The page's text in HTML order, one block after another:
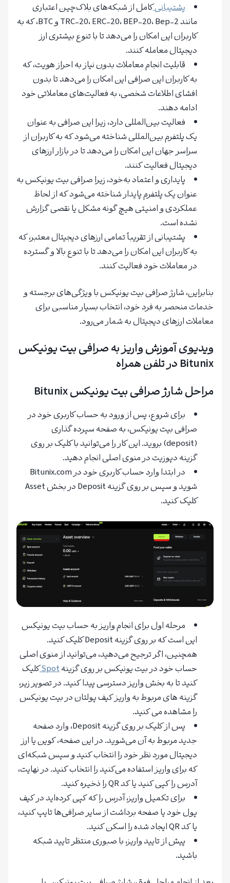
پشتیبانیکامل از شبکه‌های بلاک‌چین اعتباری
مانند TRC-20، ERC-20، BEP-20، Bep-2 و BTC، که به
کاربران این امکان را می‌دهد تا با تنوع بیشتری ارز
دیجیتال معامله کنند.
قابلیت انجام معاملات بدون نیاز به احراز هویت، که
به کاربران این صرافی این امکان را می‌دهد تا بدون
افشای اطلاعات شخصی، به فعالیت‌های معاملاتی خود
ادامه دهند.
فعالیت بین‌المللی دارد، زیرا این صرافی به عنوان
یک پلتفرم بین‌المللی شناخته می‌شود که به کاربران از
سراسر جهان این امکان را می‌دهد تا در بازار ارزهای
دیجیتال فعالیت کنند.
پایداری و اعتماد به‌خود، زیرا صرافی بیت یونیکس به
عنوان یک پلتفرم پایدار شناخته می‌شود که از لحاظ
عملکردی و امنیتی هیچ گونه مشکل یا نقصی گزارش
نشده است.
پشتیبانی از تقریباً تمامی ارزهای دیجیتال معتبر، که
به کاربران این امکان را می‌دهد تا با تنوع بالا و گسترده
در معاملات خود فعالیت کنند.
بنابراین، شارژ صرافی بیت یونیکس با ویژگی‌های برجسته و
خدمات منحصر به فرد خود، انتخاب بسیار مناسبی برای
معاملات ارزهای دیجیتال به شمار می‌رود.
ویدیوی آموزش واریز به صرافی بیت یونیکس
Bitunix در تلفن همراه
مراحل شارژ صرافی بیت یونیکس Bitunix
برای شروع، پس از ورود به حساب کاربری خود در
صرافی بیت یونیکس، به صفحه سپرده گذاری
(deposit) بروید. این کار را می‌توانید با کلیک بر روی
گزینه دپوزیت در منوی اصلی انجام دهید.
در ابتدا وارد حساب کاربری خود در Bitunix.com
شوید و سپس بر روی گزینه Deposit در بخش Asset
کلیک کنید.
مرحله اول برای انجام واریز به حساب بیت یونیکس
این است که بر روی گزینه Deposit کلیک کنید.
همچنین، اگر ترجیح می‌دهید، می‌توانید از منوی اصلی
حساب خود در بیت یونیکس بر روی گزینهSpotکلیک
کنید تا به بخش واریز دسترسی پیدا کنید. در تصویر زیر،
گزینه های مربوط به واریز کیف پولتان در بیت یونیکس
را مشاهده می کنید.
پس از کلیک بر روی گزینه Deposit، وارد صفحه
جدید مربوط به آن می‌شوید. در این صفحه، کوین یا ارز
دیجیتال مورد نظر خود را انتخاب کنید و سپس شبکه‌ای
که برای واریز استفاده می‌کنید را انتخاب کنید. در نهایت،
آدرس را کپی کنید یا کد QR را ذخیره کنید.
برای تکمیل واریز، آدرس را که کپی کرده‌اید در کیف
پول خود یا صفحه برداشت از سایر صرافی‌ها تایپ کنید،
یا کد QR ایجاد شده را اسکن کنید.
پیش از تایید واریز، با صبوری منتظر تایید شبکه
باشید.